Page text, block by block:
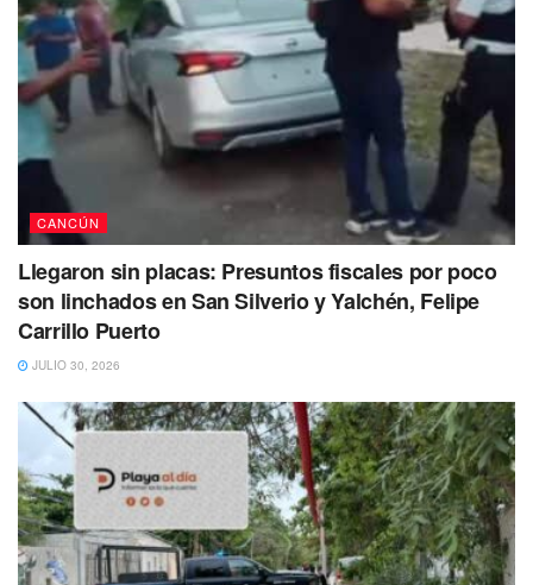
CANCÚN
Llegaron sin placas: Presuntos fiscales por poco
son linchados en San Silverio y Yalchén, Felipe
Carrillo Puerto
JULIO 30, 2026